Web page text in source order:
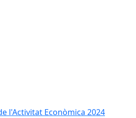
l'Activitat Econòmica 2024